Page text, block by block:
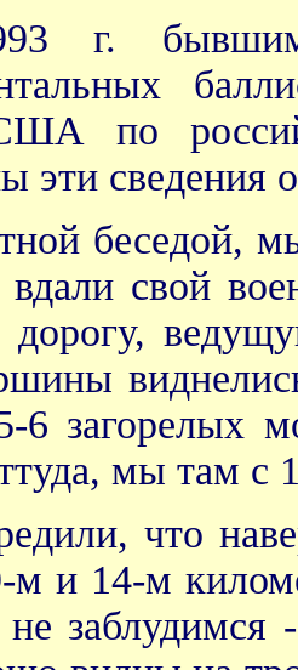
г. бывшим
США по
эти сведения
беседой,
вдали свой
дорогу,
6
мы там с
что
м и 14-м
заблудимся